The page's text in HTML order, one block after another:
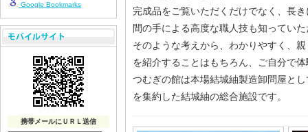
完成品をご覧いただくだけでなく、長
間の手による高度な職人技も知ってい
そのような考えから、わかりやすく、
を紹介することはもちろん、ご自分で
つむぎの館は本場結城紬製造卸問屋と
を集約した結城紬の総合施設です。
Google Bookmarks
携帯メールにＵＲＬ送信